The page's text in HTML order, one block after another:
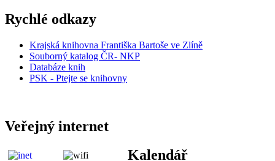
Rychlé odkazy
Krajská knihovna Františka Bartoše ve Zlíně
Souborný katalog ČR- NKP
Databáze knih
PSK - Ptejte se knihovny
Veřejný internet
Kalendář